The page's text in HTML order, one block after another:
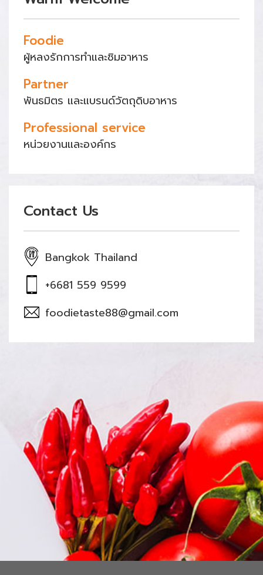
Foodie
ผู้หลงรักการทำและชิมอาหาร
Partner
พันธมิตร และแบรนด์วัตถุดิบอาหาร
Professional service
หน่วยงานและองค์กร
Contact Us
Bangkok Thailand
+6681 559 9599
foodietaste88@gmail.com